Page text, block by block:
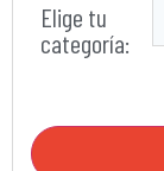
Elige tu
categoría: